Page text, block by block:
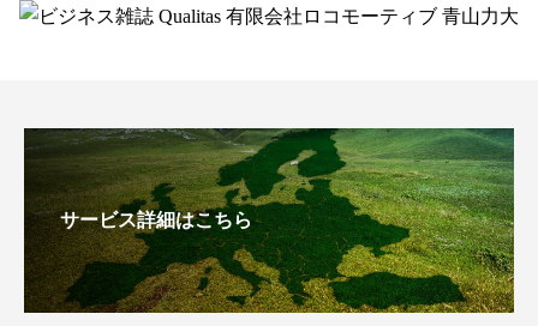
サービス詳細はこちら